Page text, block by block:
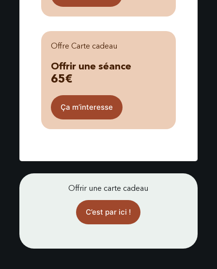
Offre Carte cadeau
Offrir une séance
65€
Ça m’interesse
Offrir une carte cadeau
C’est par ici !